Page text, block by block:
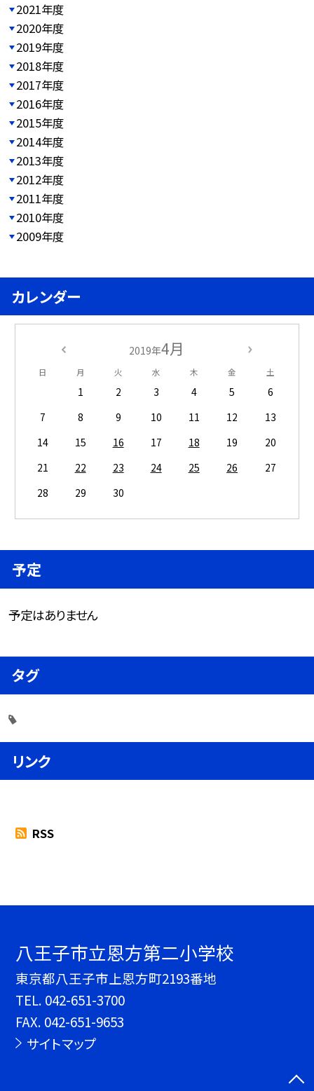
2021年度
2020年度
2019年度
2018年度
2017年度
2016年度
2015年度
2014年度
2013年度
2012年度
2011年度
2010年度
2009年度
カレンダー
2019年4月
日 月 火 水 木 金 土
1 2 3 4 5
6
7
8 9 10 11 12
13
14
15 16 17 18 19
20
21
22 23 24 25 26
27
28
29 30
予定
予定はありません
タグ
リンク
RSS
八王子市立恩方第二小学校
東京都八王子市上恩方町2193番地
TEL. 042-651-3700
FAX. 042-651-9653
サイトマップ